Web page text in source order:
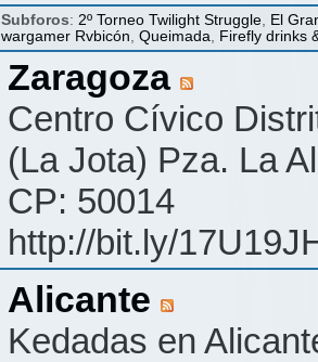
Subforos: 2º Torneo Twilight Struggle El
wargamer Rvbicón Queimada Firefly drinks
Zaragoza
Centro Cívico
(La Jota) Pza. La
CP: 50014
http://bit.ly/
Alicante
Kedadas en